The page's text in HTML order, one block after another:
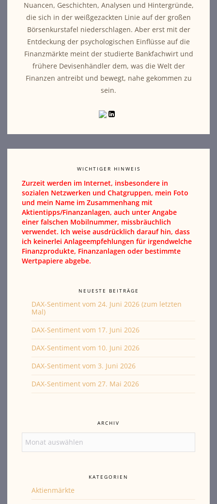
Nuancen, Geschichten, Analysen und Hintergründe,
die sich in der weißgezackten Linie auf der großen
Börsenkurstafel niederschlagen. Aber erst mit der
Entdeckung der psychologischen Einflüsse auf die
Finanzmärkte meint der studierte Bankfachwirt und
frühere Devisenhändler dem, was die Welt der
Finanzen antreibt und bewegt, nahe gekommen zu
sein.
WICHTIGER HINWEIS
Zurzeit werden im Internet, insbesondere in
sozialen Netzwerken und Chatgruppen, mein Foto
und mein Name im Zusammenhang mit
Aktientipps/Finanzanlagen, auch unter Angabe
einer falschen Mobilnummer, missbräuchlich
verwendet. Ich weise ausdrücklich darauf hin, dass
ich keinerlei Anlageempfehlungen für irgendwelche
Finanzprodukte, Finanzanlagen oder bestimmte
Wertpapiere abgebe.
NEUESTE BEITRÄGE
DAX-Sentiment vom 24. Juni 2026 (zum letzten
Mal)
DAX-Sentiment vom 17. Juni 2026
DAX-Sentiment vom 10. Juni 2026
DAX-Sentiment vom 3. Juni 2026
DAX-Sentiment vom 27. Mai 2026
ARCHIV
KATEGORIEN
Aktienmärkte